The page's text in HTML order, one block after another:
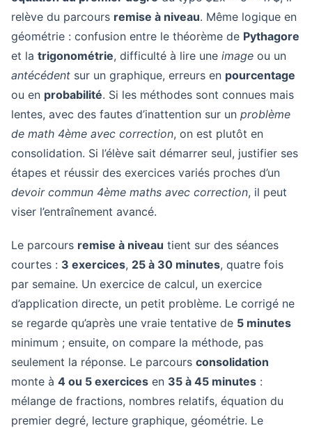
relève du parcours remise à niveau. Même logique en
géométrie : confusion entre le théorème de Pythagore
et la trigonométrie, difficulté à lire une image ou un
antécédent sur un graphique, erreurs en pourcentage
ou en probabilité. Si les méthodes sont connues mais
lentes, avec des fautes d’inattention sur un problème
de math 4ème avec correction, on est plutôt en
consolidation. Si l’élève sait démarrer seul, justifier ses
étapes et réussir des exercices variés proches d’un
devoir commun 4ème maths avec correction, il peut
viser l’entraînement avancé.
Le parcours remise à niveau tient sur des séances
courtes : 3 exercices, 25 à 30 minutes, quatre fois
par semaine. Un exercice de calcul, un exercice
d’application directe, un petit problème. Le corrigé ne
se regarde qu’après une vraie tentative de 5 minutes
minimum ; ensuite, on compare la méthode, pas
seulement la réponse. Le parcours consolidation
monte à 4 ou 5 exercices en 35 à 45 minutes :
mélange de fractions, nombres relatifs, équation du
premier degré, lecture graphique, géométrie. Le